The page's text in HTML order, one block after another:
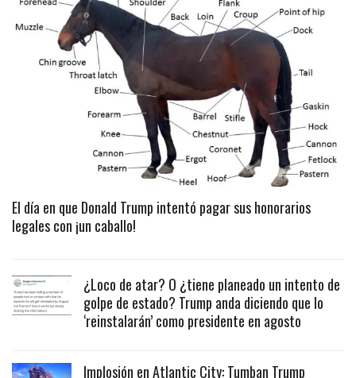
El día en que Donald Trump intentó pagar sus honorarios
legales con ¡un caballo!
¿Loco de atar? O ¿tiene planeado un intento de
golpe de estado? Trump anda diciendo que lo
‘reinstalarán’ como presidente en agosto
Implosión en Atlantic City: Tumban Trump